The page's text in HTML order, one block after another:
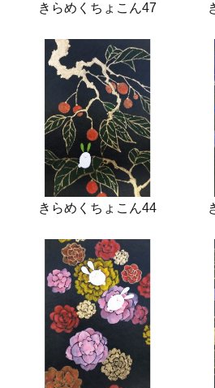
きらめくちょこん47
きらめくちょこん44